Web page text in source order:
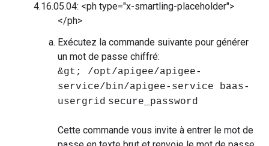
4.16.05.04: <ph type="x-smartling-placeholder">
</ph>
Exécutez la commande suivante pour générer
un mot de passe chiffré:
&gt; /opt/apigee/apigee-
service/bin/apigee-service baas-
usergrid secure_password
Cette commande vous invite à entrer le mot de